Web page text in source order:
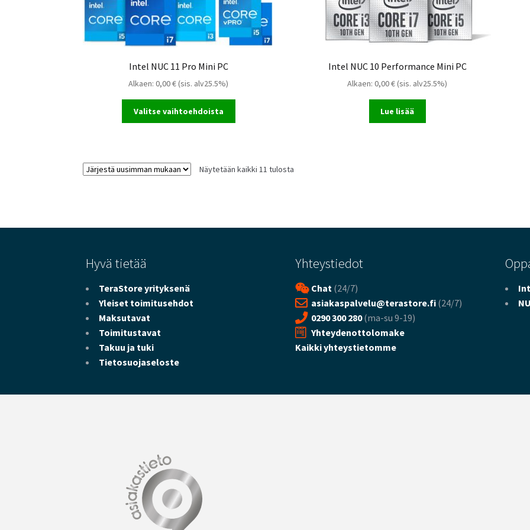
Intel NUC 11 Pro Mini PC
Alkaen:0,00€ (sis. alv25.5%)
Valitse vaihtoehdoista
Intel NUC 10 Performance Mini PC
Alkaen:0,00€ (sis. alv25.5%)
Lue lisää
Näytetään kaikki 11 tulosta
Hyvä tietää
TeraStore yrityksenä
Yleiset toimitusehdot
Maksutavat
Toimitustavat
Takuu ja tuki
Tietosuojaseloste
Yhteystiedot
Chat(24/7)
asiakaspalvelu@terastore.fi(24/7)
0290 300 280(ma-su 9-19)
Yhteydenottolomake
Kaikki yhteystietomme